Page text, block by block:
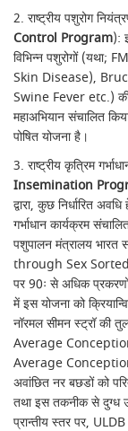
2. राष्ट्रीय पशुरोग
Control Program):
विभिन्न पशुरोगों
Skin Disease),
Swine Fever etc.) की
महाअभियान संचालित
पोषित योजना है।
3. राष्ट्रीय कृत्रिम
Insemination
द्वारा, कुछ निर्धारित
गर्भाधान कार्यक्रम
पशुपालन मंत्रालय भारत
through Sex Sorted
पर 90ः से अधिक
में इस योजना को
नॉरमल सीमन स्ट्रॉ की
Average
Average
अवांछित नर बछडों को
तथा इस तकनीक से दुग्ध
प्रान्तीय स्तर पर,